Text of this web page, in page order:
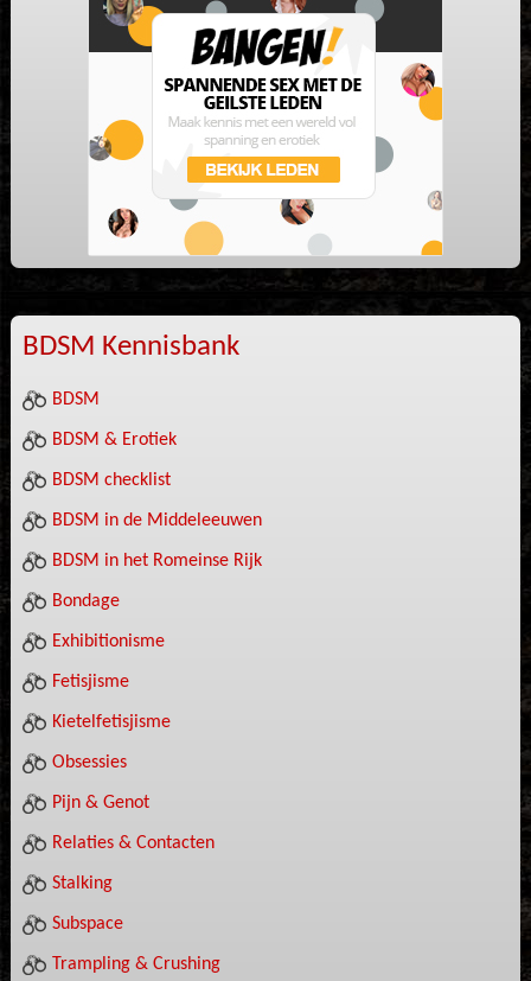
BDSM Kennisbank
BDSM
BDSM & Erotiek
BDSM checklist
BDSM in de Middeleeuwen
BDSM in het Romeinse Rijk
Bondage
Exhibitionisme
Fetisjisme
Kietelfetisjisme
Obsessies
Pijn & Genot
Relaties & Contacten
Stalking
Subspace
Trampling & Crushing